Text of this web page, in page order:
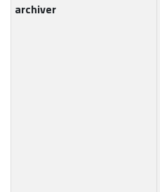
archiver